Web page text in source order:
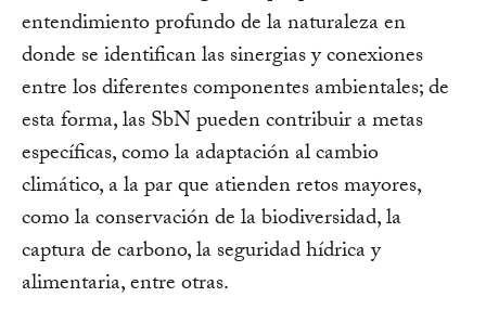
entendimiento profundo de la naturaleza en
donde se identifican las sinergias y conexiones
entre los diferentes componentes ambientales; de
esta forma, las SbN pueden contribuir a metas
específicas, como la adaptación al cambio
climático, a la par que atienden retos mayores,
como la conservación de la biodiversidad, la
captura de carbono, la seguridad hídrica y
alimentaria, entre otras.